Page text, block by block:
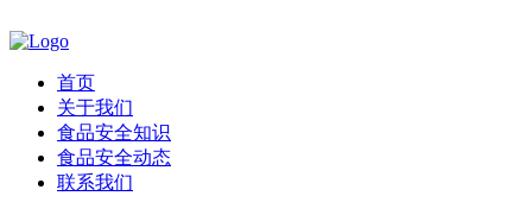
首页
关于我们
食品安全知识
食品安全动态
联系我们